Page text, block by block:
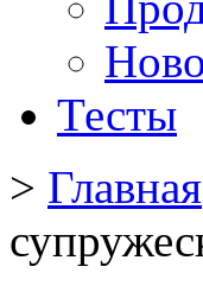
Тесты
> Главная